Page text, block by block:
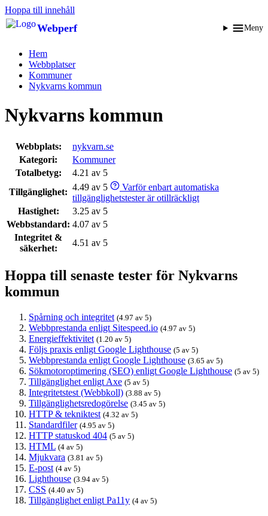
Hoppa till innehåll
Webperf Meny
Hem
Webbplatser
Kommuner
Nykvarns kommun
Nykvarns kommun
Webbplats:
nykvarn.se
Kategori:
Kommuner
Totalbetyg:
4.21 av 5
Tillgänglighet: 4.49 av 5
Varför enbart automatiska
tillgänglighetstester är otillräckligt
Hastighet:
3.25 av 5
Webbstandard: 4.07 av 5
Integritet &
säkerhet:
4.51 av 5
Hoppa till senaste tester för Nykvarns
kommun
Spårning och integritet (4.97 av 5)
Webbprestanda enligt Sitespeed.io (4.97 av 5)
Energieffektivitet (1.20 av 5)
Följs praxis enligt Google Lighthouse (5 av 5)
Webbprestanda enligt Google Lighthouse (3.65 av 5)
Sökmotoroptimering (SEO) enligt Google Lighthouse (5 av 5)
Tillgänglighet enligt Axe (5 av 5)
Integritetstest (Webbkoll) (3.88 av 5)
Tillgänglighetsredogörelse (3.45 av 5)
HTTP & tekniktest (4.32 av 5)
Standardfiler (4.95 av 5)
HTTP statuskod 404 (5 av 5)
HTML (4 av 5)
Mjukvara (3.81 av 5)
E-post (4 av 5)
Lighthouse (3.94 av 5)
CSS (4.40 av 5)
Tillgänglighet enligt Pa11y (4 av 5)